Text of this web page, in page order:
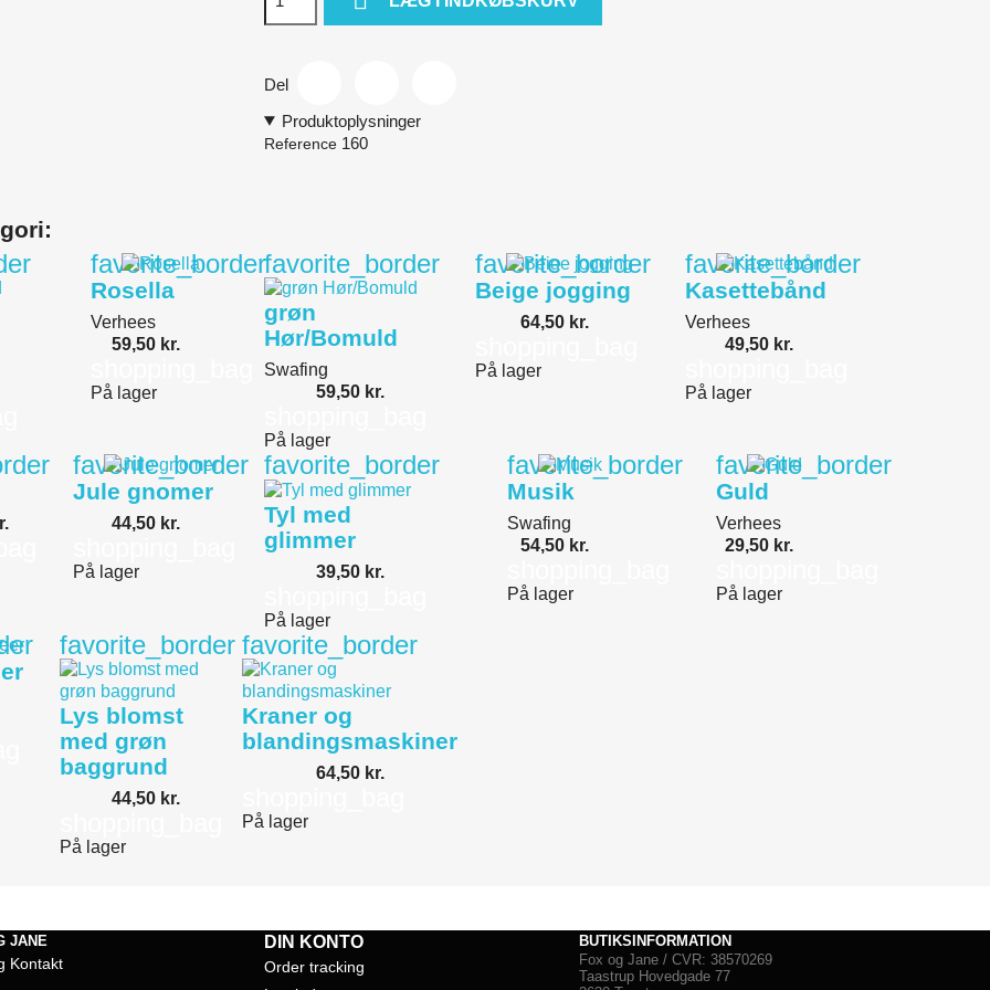
Del
Produktoplysninger
Reference 160
favorite_border
Rosella
Verhees
59,50 kr.
På lager
favorite_border
grøn
Hør/Bomuld
Swafing
59,50 kr.
På lager
favorite_border
Beige jogging
64,50 kr.
På lager
favorite_border
Kasettebånd
Verhees
49,50 kr.
På lager
favorite_border
Jule gnomer
44,50 kr.
På lager
favorite_border
Tyl med
glimmer
39,50 kr.
På lager
favorite_border
Musik
Swafing
54,50 kr.
På lager
favorite_border
Guld
Verhees
29,50 kr.
På lager
favorite_border
Lys blomst
med grøn
baggrund
44,50 kr.
På lager
favorite_border
Kraner og
blandingsmaskiner
64,50 kr.
På lager
JANE
Kontakt
DIN KONTO
Order tracking
BUTIKSINFORMATION
Fox og Jane / CVR: 38570269
Taastrup Hovedgade 77